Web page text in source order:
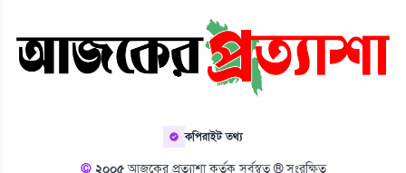
কপিরাইট তথ্য
© ২০০৫আজকের প্রত্যাশা কর্তৃক সর্বস্বত্ব ® সংরক্ষিত